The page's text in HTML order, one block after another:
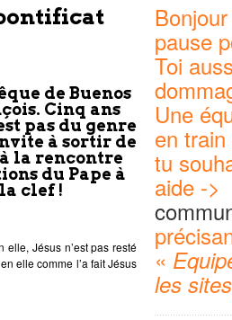
de Buenos
Cinq ans
pas du genre
à sortir de
la rencontre
du Pape à
clef !
Jésus n’est pas resté
elle comme l’a fait Jésus
pause
Toi
Une
en
tu
aide ->
«
les